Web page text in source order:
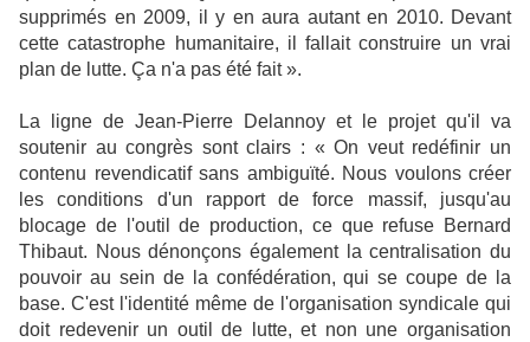
supprimés en 2009, il y en aura autant en 2010. Devant
cette catastrophe humanitaire, il fallait construire un vrai
plan de lutte. Ça n'a pas été fait ».
La ligne de Jean-Pierre Delannoy et le projet qu'il va
soutenir au congrès sont clairs : « On veut redéfinir un
contenu revendicatif sans ambiguïté. Nous voulons créer
les conditions d'un rapport de force massif, jusqu'au
blocage de l'outil de production, ce que refuse Bernard
Thibaut. Nous dénonçons également la centralisation du
pouvoir au sein de la confédération, qui se coupe de la
base. C'est l'identité même de l'organisation syndicale qui
doit redevenir un outil de lutte, et non une organisation